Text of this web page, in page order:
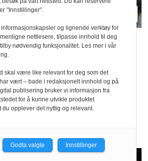
for
i
Over en
besøkende i
"Innstillinger".
informasjonskapsler og lignende verktøy for
nettlesere, tilpasse innhold til deg
nødvendig funksjonalitet. Les mer i vår
skal være like relevant for deg som det
vært – bade i redaksjonelt innhold og på
publisering bruker vi informasjon fra
for å kunne utvikle produktet
du opplever det nyttig og relevant.
Godta valgte Innstillinger